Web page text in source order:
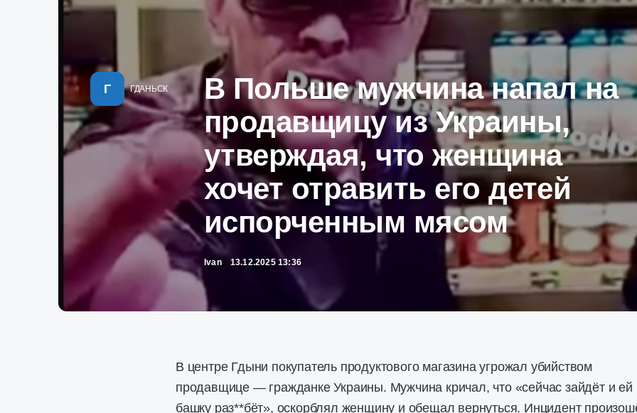
Г ГДАНЬСК
В Польше мужчина напал на
продавщицу из Украины,
утверждая, что женщина
хочет отравить его детей
испорченным мясом
Ivan 13.12.2025 13:36
В центре Гдыни покупатель продуктового магазина угрожал убийством
продавщице — гражданке Украины. Мужчина кричал, что «сейчас зайдёт и ей
башку раз**бёт», оскорблял женщину и обещал вернуться. Инцидент